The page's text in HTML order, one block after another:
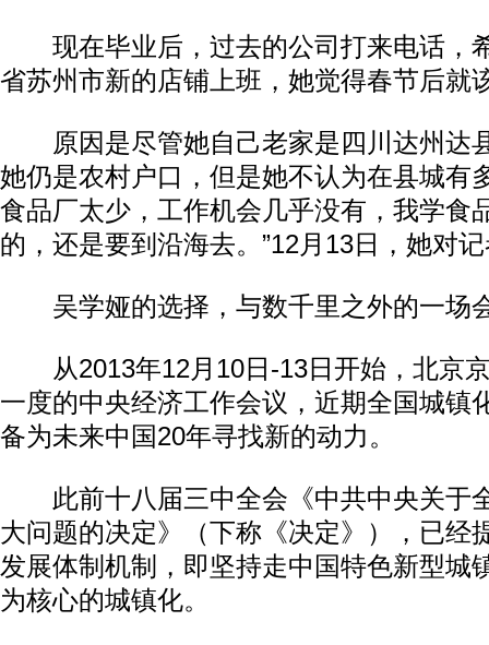
现在毕业后，过去的公司打来电话，
省苏州市新的店铺上班，她觉得春节后就
原因是尽管她自己老家是四川达州达
她仍是农村户口，但是她不认为在县城有
食品厂太少，工作机会几乎没有，我学食
的，还是要到沿海去。”12月13日，她对
吴学娅的选择，与数千里之外的一场
从2013年12月10日-13日开始，北京
一度的中央经济工作会议，近期全国城镇
备为未来中国20年寻找新的动力。
此前十八届三中全会《中共中央关于
大问题的决定》（下称《决定》），已经
发展体制机制，即坚持走中国特色新型城
为核心的城镇化。